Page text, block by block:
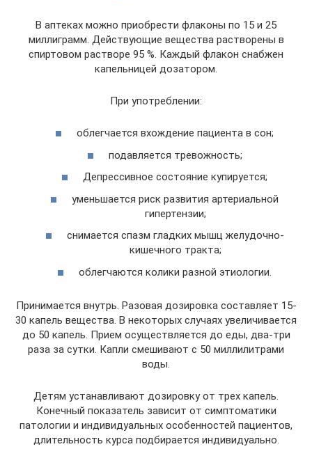
В аптеках можно приобрести флаконы по 15 и 25
миллиграмм. Действующие вещества растворены в
спиртовом растворе 95 %. Каждый флакон снабжен
капельницей дозатором.
При употреблении:
облегчается вхождение пациента в сон;
подавляется тревожность;
Депрессивное состояние купируется;
уменьшается риск развития артериальной
гипертензии;
снимается спазм гладких мышц желудочно-
кишечного тракта;
облегчаются колики разной этиологии.
Принимается внутрь. Разовая дозировка составляет 15-
30 капель вещества. В некоторых случаях увеличивается
до 50 капель. Прием осуществляется до еды, два-три
раза за сутки. Капли смешивают с 50 миллилитрами
воды.
Детям устанавливают дозировку от трех капель.
Конечный показатель зависит от симптоматики
патологии и индивидуальных особенностей пациентов,
длительность курса подбирается индивидуально.